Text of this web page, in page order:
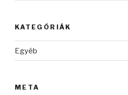
KATEGÓRIÁK
Egyéb
META